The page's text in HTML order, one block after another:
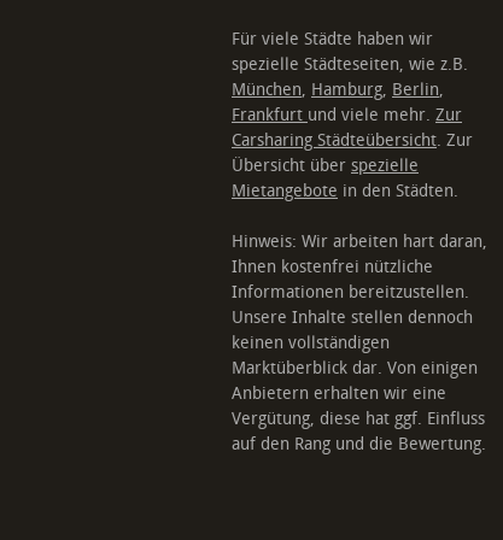
Für viele Städte haben wir
spezielle Städteseiten, wie z.B.
München, Hamburg, Berlin,
Frankfurt und viele mehr. Zur
Carsharing Städteübersicht. Zur
Übersicht über spezielle
Mietangebote in den Städten.
Hinweis: Wir arbeiten hart daran,
Ihnen kostenfrei nützliche
Informationen bereitzustellen.
Unsere Inhalte stellen dennoch
keinen vollständigen
Marktüberblick dar. Von einigen
Anbietern erhalten wir eine
Vergütung, diese hat ggf. Einfluss
auf den Rang und die Bewertung.